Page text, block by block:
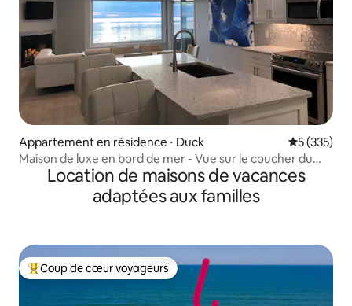
Appartement en résidence ⋅ Duck Évaluation
5 (335)
Maison de luxe en bord de mer - Vue sur le coucher du
soleil, bains à remous
Location de maisons de vacances
adaptées aux familles
Coups de cœur voyageurs les plus appréciés
Coup de cœur voyageurs